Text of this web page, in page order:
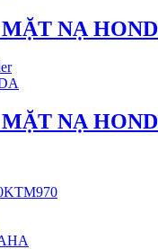
NẠ
NẠ